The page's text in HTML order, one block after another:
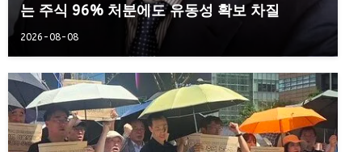
는 주식 96% 처분에도 유동성 확보 차질
2026-08-08